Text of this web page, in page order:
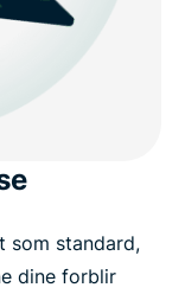
som standard,
dine forblir